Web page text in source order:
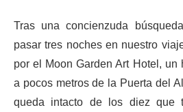
Tras una concienzuda
pasar tres noches en nuestro
por el Moon Garden Art Hotel, un
a pocos metros de la Puerta del
queda intacto de los diez que